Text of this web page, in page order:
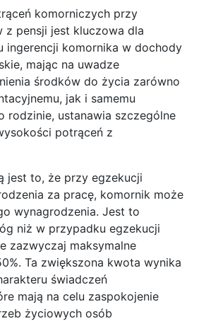
komorniczych przy
z pensji jest kluczowa dla
ingerencji komornika w dochody
mając na uwadze
środków do życia zarówno
jak i samemu
rodzinie, ustanawia szczególne
potrąceń z
jest to, że przy egzekucji
za pracę, komornik może
wynagrodzenia. Jest to
niż w przypadku egzekucji
zazwyczaj maksymalne
Ta zwiększona kwota wynika
świadczeń
mają na celu zaspokojenie
życiowych osób